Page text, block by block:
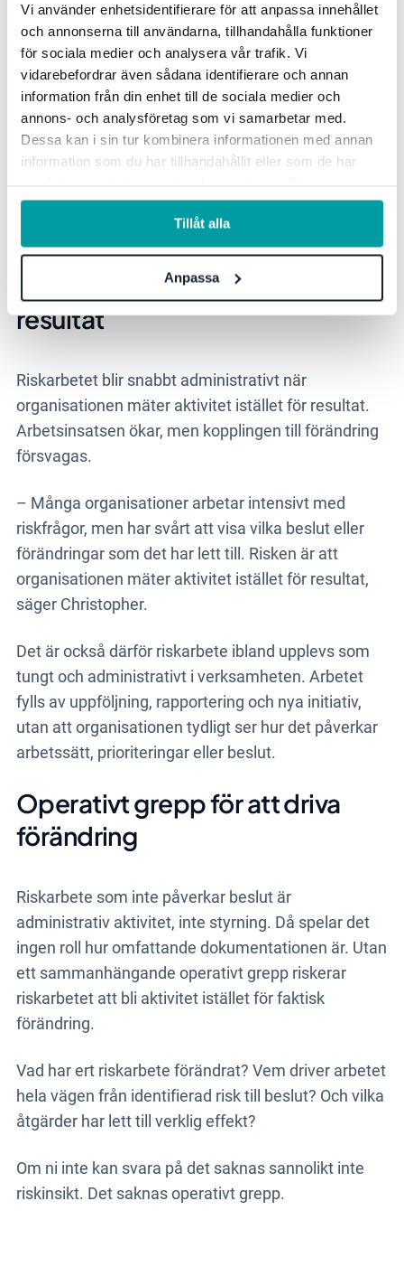
Vi använder enhetsidentifierare för att anpassa innehållet
och annonserna till användarna, tillhandahålla funktioner
för sociala medier och analysera vår trafik. Vi
vidarebefordrar även sådana identifierare och annan
information från din enhet till de sociala medier och
annons- och analysföretag som vi samarbetar med.
Dessa kan i sin tur kombinera informationen med annan
information som du har tillhandahållit eller som de har
information, se vårintegritetspolicy.
Tillåt alla
Anpassa
informationen har presenterats. Uppföljning
behöver leda till tydliga beslut eller förändrade
prioriteringar, säger Christopher.
Konsekvensen blir att styrningen tappar
genomslag. Det är här många organisationer
förlorar sitt operativa grepp. Om uppföljningen inte
När arbetet växer utan att ge
resultat
Riskarbetet blir snabbt administrativt när
organisationen mäter aktivitet istället för resultat.
Arbetsinsatsen ökar, men kopplingen till förändring
försvagas.
– Många organisationer arbetar intensivt med
riskfrågor, men har svårt att visa vilka beslut eller
förändringar som det har lett till. Risken är att
organisationen mäter aktivitet istället för resultat,
säger Christopher.
Det är också därför riskarbete ibland upplevs som
tungt och administrativt i verksamheten. Arbetet
fylls av uppföljning, rapportering och nya initiativ,
utan att organisationen tydligt ser hur det påverkar
arbetssätt, prioriteringar eller beslut.
Operativt grepp för att driva
förändring
Riskarbete som inte påverkar beslut är
administrativ aktivitet, inte styrning. Då spelar det
ingen roll hur omfattande dokumentationen är. Utan
ett sammanhängande operativt grepp riskerar
riskarbetet att bli aktivitet istället för faktisk
förändring.
Vad har ert riskarbete förändrat? Vem driver arbetet
hela vägen från identifierad risk till beslut? Och vilka
åtgärder har lett till verklig effekt?
Om ni inte kan svara på det saknas sannolikt inte
riskinsikt. Det saknas operativt grepp.